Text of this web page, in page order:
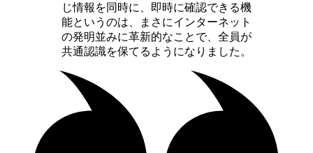
じ情報を同時に、即時に確認できる機
能というのは、まさにインターネット
の発明並みに革新的なことで、全員が
共通認識を保てるようになりました。